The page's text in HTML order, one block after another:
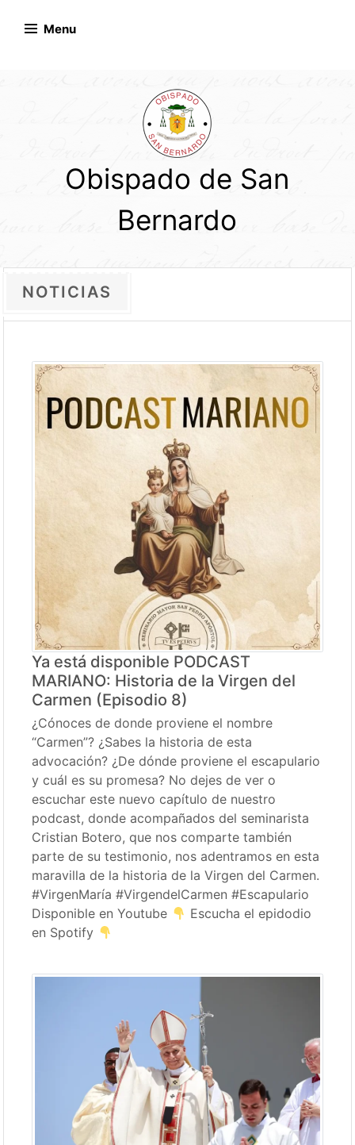
Menu
Obispado de San
Bernardo
NOTICIAS
Ya está disponible PODCAST
MARIANO: Historia de la Virgen del
Carmen (Episodio 8)
¿Cónoces de donde proviene el nombre
“Carmen”? ¿Sabes la historia de esta
advocación? ¿De dónde proviene el escapulario
y cuál es su promesa? No dejes de ver o
escuchar este nuevo capítulo de nuestro
podcast, donde acompañados del seminarista
Cristian Botero, que nos comparte también
parte de su testimonio, nos adentramos en esta
maravilla de la historia de la Virgen del Carmen.
#VirgenMaría #VirgendelCarmen #Escapulario
Disponible en Youtube
Escucha el epidodio
en Spotify